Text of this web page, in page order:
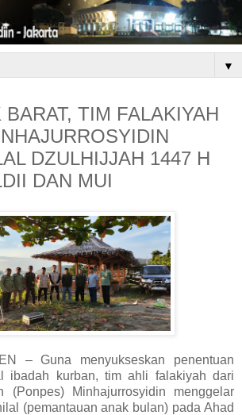
▼
TIM FALAKIYAH
DZULHIJJAH 1447 H
DAN MUI
– Guna menyukseskan penentuan
ibadah kurban, tim ahli falakiyah dari
(Ponpes) Minhajurrosyidin menggelar
(pemantauan anak bulan) pada Ahad